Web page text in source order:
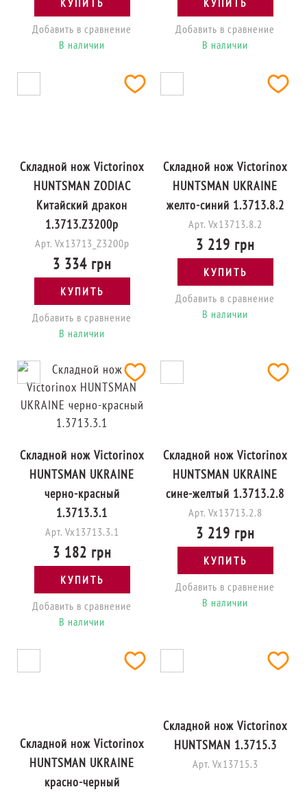
КУПИТЬ
Добавить в сравнение
В наличии
КУПИТЬ
Добавить в сравнение
В наличии
Складной нож Victorinox
HUNTSMAN ZODIAC
Китайский дракон
1.3713.Z3200p
Арт. Vx13713_Z3200p
3 334 грн
КУПИТЬ
Добавить в сравнение
В наличии
Складной нож Victorinox
HUNTSMAN UKRAINE
желто-синий 1.3713.8.2
Арт. Vx13713.8.2
3 219 грн
КУПИТЬ
Добавить в сравнение
В наличии
Складной нож Victorinox
HUNTSMAN UKRAINE
черно-красный
1.3713.3.1
Арт. Vx13713.3.1
3 182 грн
КУПИТЬ
Добавить в сравнение
В наличии
Складной нож Victorinox
HUNTSMAN UKRAINE
сине-желтый 1.3713.2.8
Арт. Vx13713.2.8
3 219 грн
КУПИТЬ
Добавить в сравнение
В наличии
Складной нож Victorinox
HUNTSMAN UKRAINE
красно-черный
Складной нож Victorinox
HUNTSMAN 1.3715.3
Арт. Vx13715.3